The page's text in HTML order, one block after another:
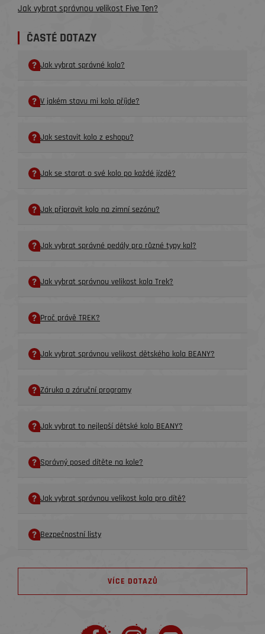
Jak vybrat správnou velikost Five Ten?
ČASTÉ DOTAZY
Jak vybrat správné kolo?
V jakém stavu mi kolo příjde?
Jak sestavit kolo z eshopu?
Jak se starat o své kolo po každé jízdě?
Jak připravit kolo na zimní sezónu?
Jak vybrat správné pedály pro různé typy kol?
Jak vybrat správnou velikost kola Trek?
Proč právě TREK?
Jak vybrat správnou velikost dětského kola BEANY?
Záruka a záruční programy
Jak vybrat to nejlepší dětské kolo BEANY?
Správný posed dítěte na kole?
Jak vybrat správnou velikost kola pro dítě?
Bezpečnostní listy
VÍCE DOTAZŮ